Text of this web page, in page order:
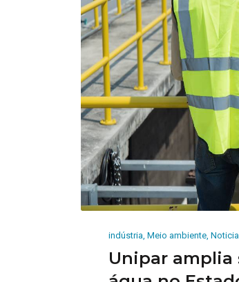
indústria, Meio ambiente,
Unipar amplia